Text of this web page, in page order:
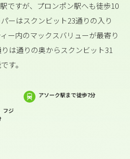
ですが、プロンポン駅へも徒歩10
ーはスクンビット23通りの入り
ー内のマックスバリューが最寄り
は通りの奥からスクンビット31
す。
アソーク駅まで徒歩7分
フジ